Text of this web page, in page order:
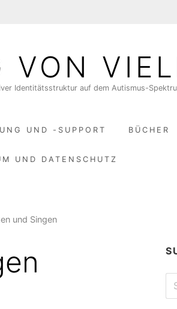
VON
Identitätsstruktur auf dem Autismus-
UND -SUPPORT BÜCHER
UND DATENSCHUTZ
und Singen